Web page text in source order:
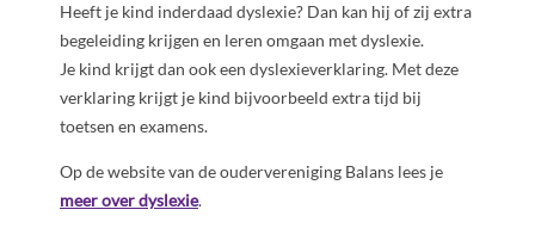
Heeft je kind inderdaad dyslexie? Dan kan hij of zij extra
begeleiding krijgen en leren omgaan met dyslexie.
Je kind krijgt dan ook een dyslexieverklaring. Met deze
verklaring krijgt je kind bijvoorbeeld extra tijd bij
toetsen en examens.
Op de website van de oudervereniging Balans lees je
meer over dyslexie.